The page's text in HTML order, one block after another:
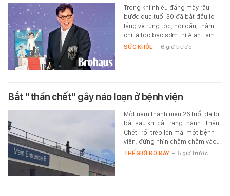
Trong khi nhiều đấng mày râu
bước qua tuổi 30 đã bắt đầu lo
lắng về rụng tóc, hói đầu, thậm
chí là tóc bạc sớm thì Alan Tam…
SỨC KHỎE - 6 giờ trước
Bắt "thần chết" gây náo loạn ở bệnh viện
Một nam thanh niên 26 tuổi đã bị
bắt sau khi cải trang thành "Thần
Chết" rồi trèo lên mái một bệnh
viện, đứng nhìn chằm chằm vào…
THẾ GIỚI ĐÓ ĐÂY - 5 giờ trước